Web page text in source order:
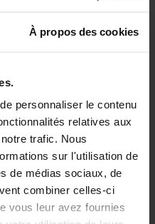
À propos des cookies
personnaliser le contenu
relatives aux
trafic. Nous
sur l'utilisation de
de médias sociaux, de
combiner celles-ci
vous leur avez fournies
à la
norelem
les nouveautés sur nos
notre boutique en ligne !